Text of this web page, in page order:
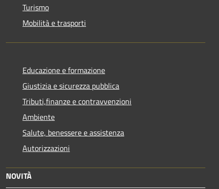
Turismo
Mobilità e trasporti
Educazione e formazione
Giustizia e sicurezza pubblica
Tributi,finanze e contravvenzioni
Ambiente
Salute, benessere e assistenza
Autorizzazioni
NOVITÀ